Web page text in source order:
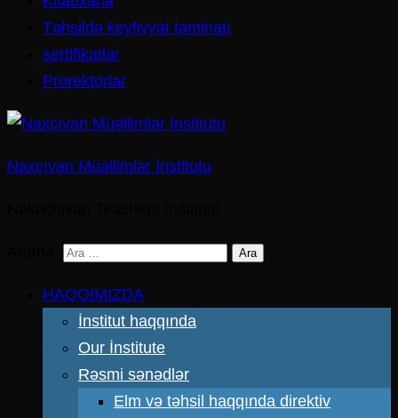
Təhsildə keyfiyyət təminatı
sertifikatlar
Prorektorlar
Naxçıvan Müəllimlər İnstitutu
HAQQIMIZDA
İnstitut haqqında
Our İnstitute
Rəsmi sənədlər
Elm və təhsil haqqında direktiv